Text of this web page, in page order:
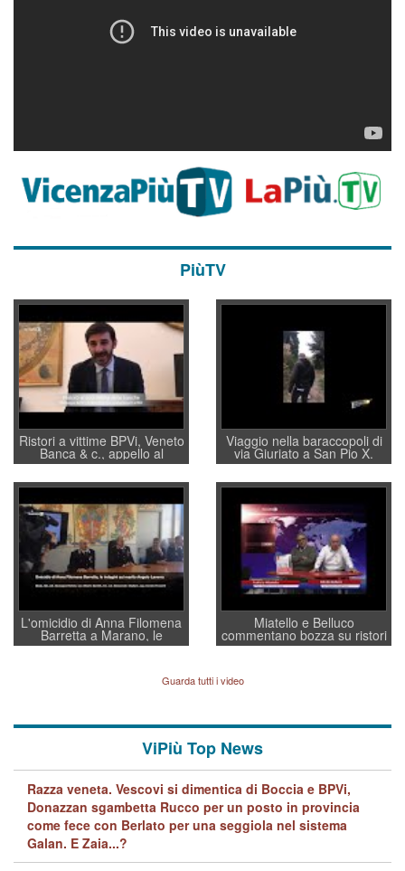
PiùTV
Ristori a vittime BPVi, Veneto
Banca & c., appello al
sottosegretario Alessio
Villarosa: per mettere ordine
convochi con Di Maio CNCU
a supporto della cabina di
regia al Mef
Viaggio nella baraccopoli di
via Giuriato a San Pio X.
Vicenza ai Vicentini: “faremo
un regalo di Natale ai
residenti”
L'omicidio di Anna Filomena
Barretta a Marano, le
indagini dei carabinieri di
Lavarra: più avvincenti di
quelle di... Barbara D'Urso
Miatello e Belluco
commentano bozza su ristori
BPVi e Veneto Banca
Guarda tutti i video
ViPiù Top News
Razza veneta. Vescovi si dimentica di Boccia e BPVi,
Donazzan sgambetta Rucco per un posto in provincia
come fece con Berlato per una seggiola nel sistema
Galan. E Zaia...?